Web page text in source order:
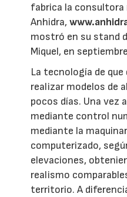
fabrica la
Anhidra,
mostró en su stand
Miquel, en
La tecnología de
realizar modelos de
pocos días. Una vez
mediante control
mediante la
computerizado,
elevaciones,
realismo
territorio. A